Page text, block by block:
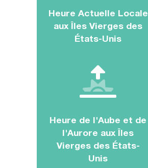
Heure Actuelle Locale
aux Îles Vierges des
États-Unis
Heure de l'Aube et de
l'Aurore aux Îles
Vierges des États-
Unis